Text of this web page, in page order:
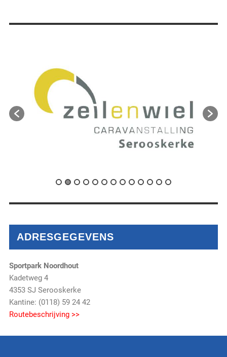
ADRESGEGEVENS
Sportpark Noordhout
Kadetweg 4
4353 SJ Serooskerke
Kantine: (0118) 59 24 42
Routebeschrijving >>